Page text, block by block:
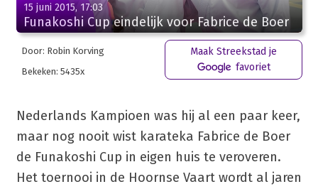
15 juni 2015, 17:03
Funakoshi Cup eindelijk voor Fabrice de Boer
Door: Robin Korving
Bekeken: 5435x
Maak Streekstad je
favoriet
Nederlands Kampioen was hij al een paar keer,
maar nog nooit wist karateka Fabrice de Boer
de Funakoshi Cup in eigen huis te veroveren.
Het toernooi in de Hoornse Vaart wordt al jaren